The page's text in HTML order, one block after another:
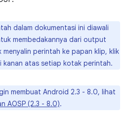
dalam dokumentasi ini diawali
membedakannya dari output
perintah ke papan klip, klik
kanan atas setiap kotak perintah.
membuat Android 2.3 - 8.0, lihat
AOSP (2.3 - 8.0).